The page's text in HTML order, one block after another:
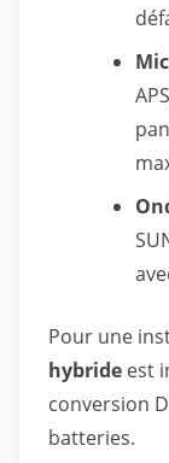
Pour une
hybride est
conversion
batteries.